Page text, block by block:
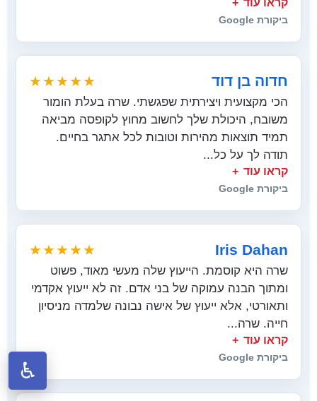
קראו עוד
ביקורת Google
חדוה בן דוד ★★★★★
הכי מקצועית ויצירתית שפגשתי. שרה בעלת הומור
משובח, היכולת שלך לחשוב מחוץ לקופסה מביאה
תמיד תוצאות מהירות וטובות לכל אתגר בחיים.
תודה לך על כל...
קראו עוד
ביקורת Google
Iris Dahan
★★★★★
שרה היא קוסמת. הייעוץ שלה מעשי מאוד, פשוט
ומתוך הבנה עמוקה של בני אדם. זה לא ייעוץ אקדמי
ותאורטי, אלא ייעוץ של אישה נבונה שלמדה מניסיון
חייה. שרה...
קראו עוד
ביקורת Google